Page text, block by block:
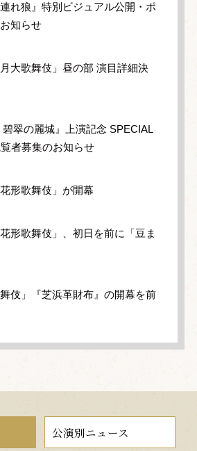
れ狼』特別ビジュアル公開・ポ
知らせ
大歌舞伎」昼の部 演目詳細決
碧翠の麗城』上演記念 SPECIAL
者募集のお知らせ
形歌舞伎」が開幕
形歌舞伎」、初日を前に「豆ま
舞伎」『芝浜革財布』の開幕を前
公演別ニュース